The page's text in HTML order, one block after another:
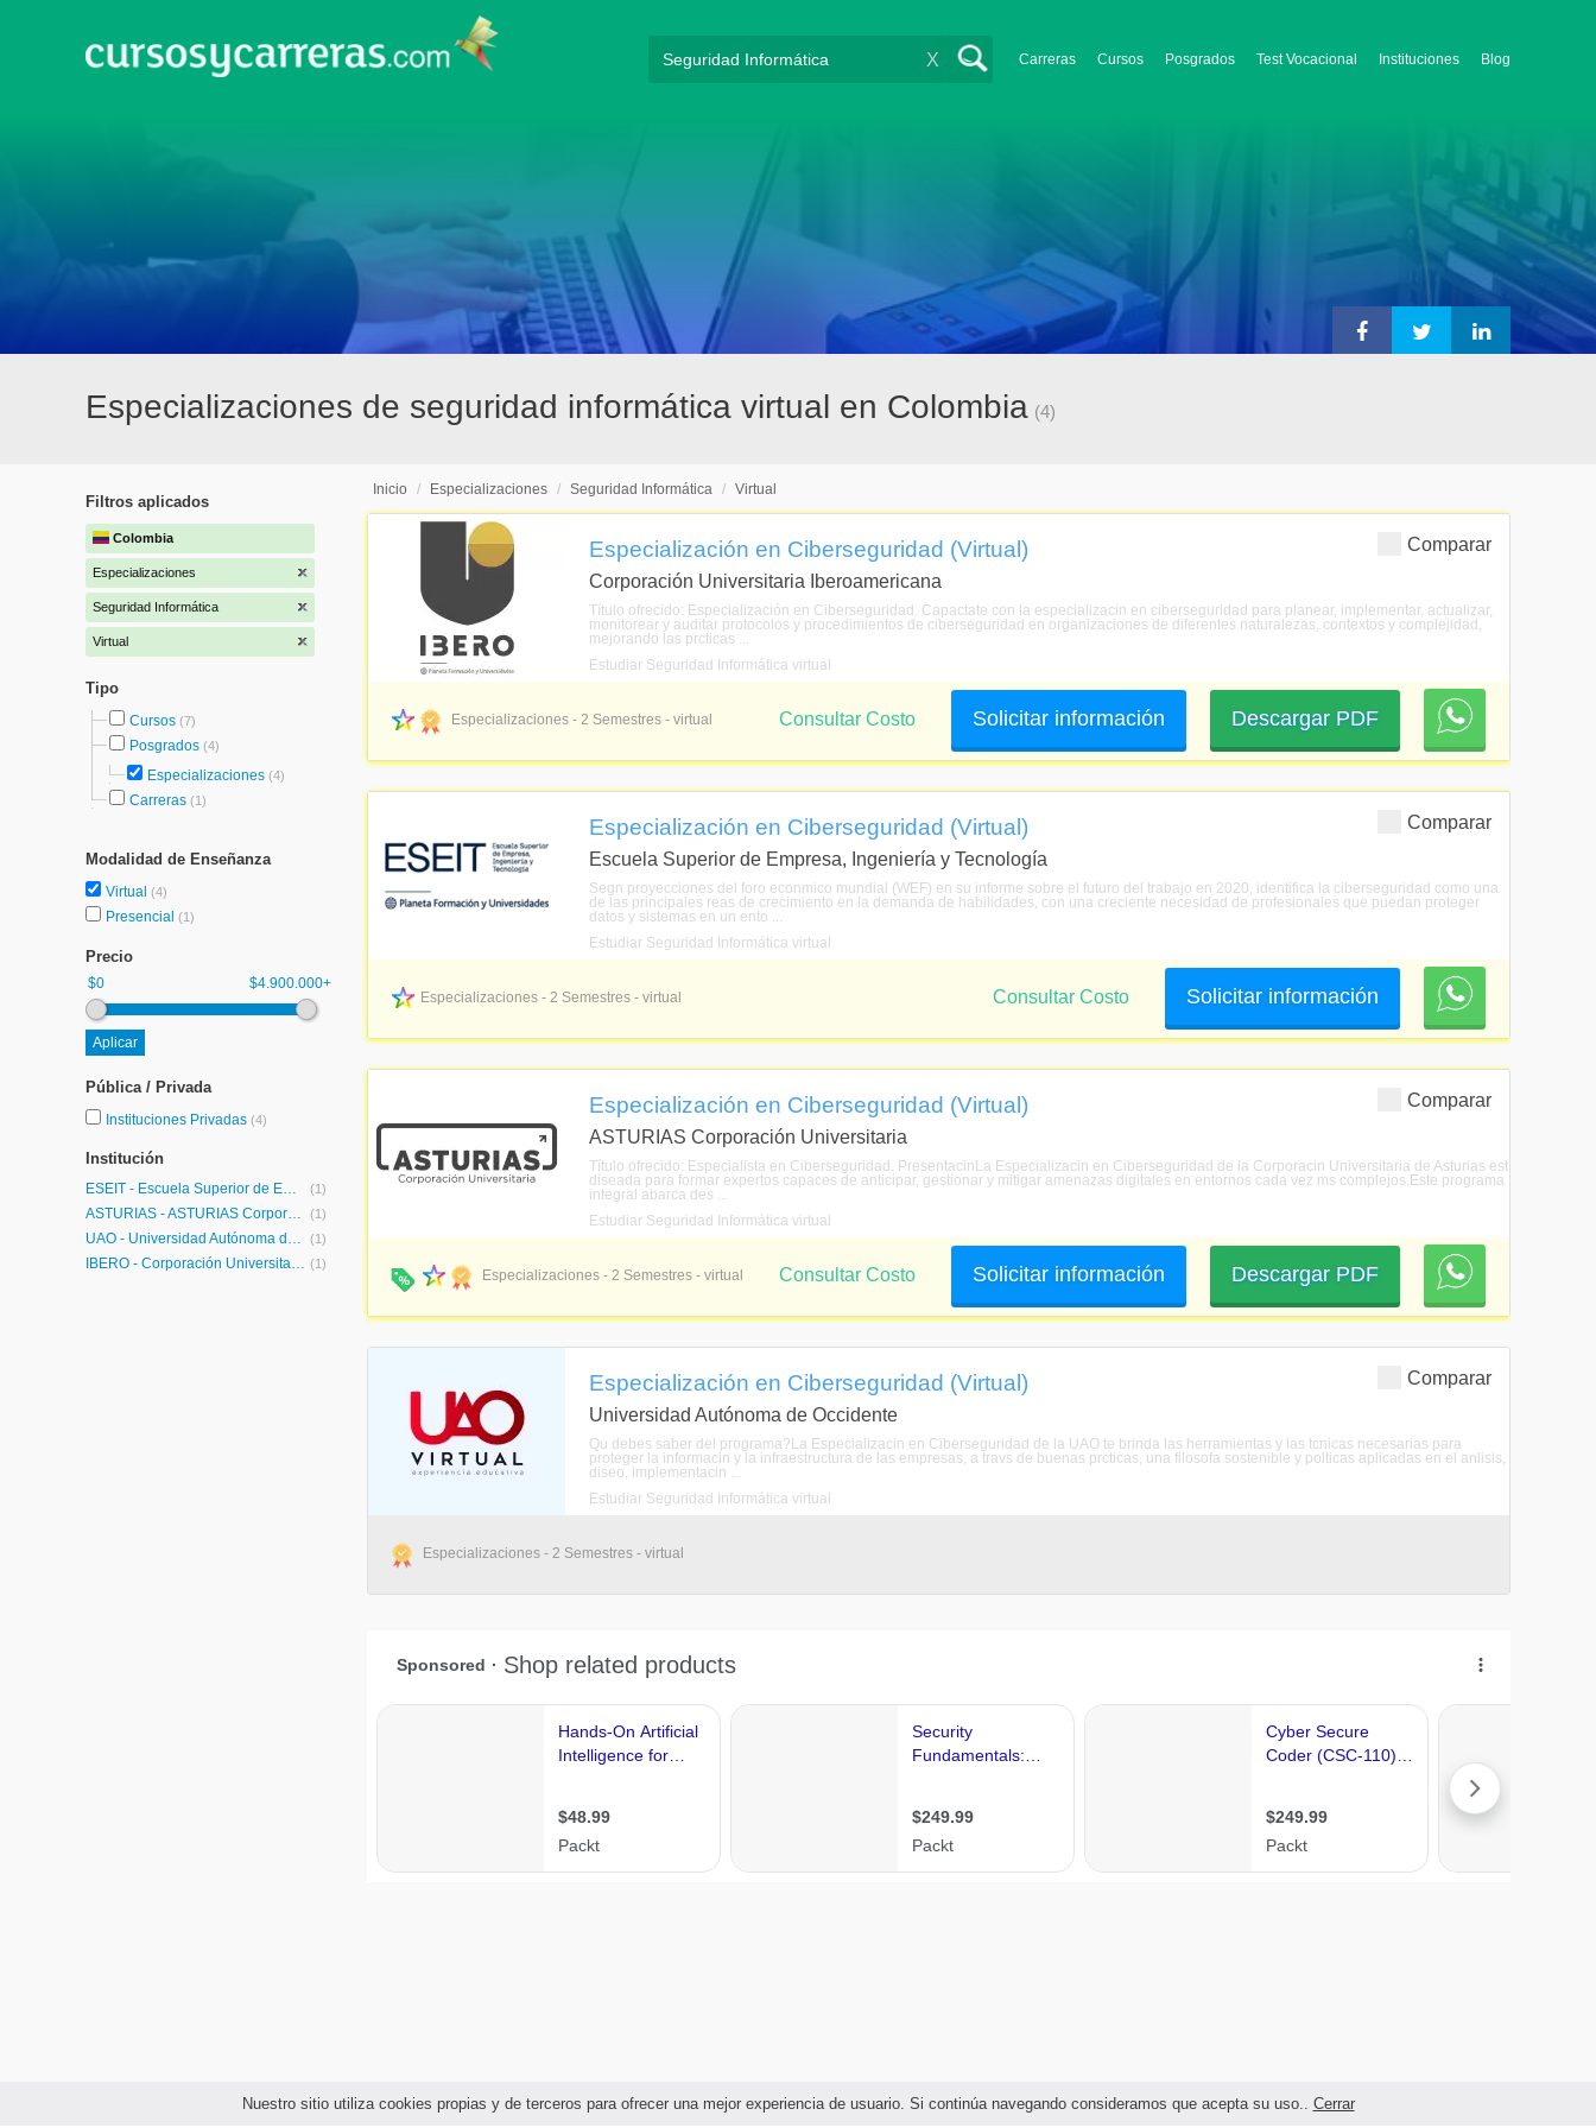
Nuestro sitio utiliza cookies propias y de terceros para ofrecer una mejor experiencia de usuario. Si continúa navegando consideramos que acepta su uso.. Cerrar
Carreras Cursos Posgrados Test Vocacional Instituciones Blog
X
Especializaciones de seguridad informática virtual en Colombia (4)
Filtros aplicados
Colombia
Especializaciones
Seguridad Informática
Virtual
Tipo
Cursos (7)
Posgrados (4)
Especializaciones (4)
Carreras (1)
Modalidad de Enseñanza
Virtual (4)
Presencial (1)
Precio
$0 $4.900.000+
Pública / Privada
Instituciones Privadas (4)
Institución
ESEIT - Escuela Superior de Empresa, Ingeniería y Tecnología (1)
ASTURIAS - ASTURIAS Corporación Universitaria (1)
UAO - Universidad Autónoma de Occidente (1)
IBERO - Corporación Universitaria Iberoamericana (1)
Inicio / Especializaciones / Seguridad Informática / Virtual
Comparar
Especialización en Ciberseguridad (Virtual)
Corporación Universitaria Iberoamericana
Título ofrecido: Especialización en Ciberseguridad. Capactate con la especializacin en ciberseguridad para planear, implementar, actualizar,
monitorear y auditar protocolos y procedimientos de ciberseguridad en organizaciones de diferentes naturalezas, contextos y complejidad,
mejorando las prcticas ...
Estudiar Seguridad Informática virtual
Especializaciones - 2 Semestres - virtual Descargar PDF
Solicitar información
Consultar Costo
Comparar
Especialización en Ciberseguridad (Virtual)
Escuela Superior de Empresa, Ingeniería y Tecnología
Segn proyecciones del foro econmico mundial (WEF) en su informe sobre el futuro del trabajo en 2020, identifica la ciberseguridad como una
de las principales reas de crecimiento en la demanda de habilidades, con una creciente necesidad de profesionales que puedan proteger
datos y sistemas en un ento ...
Estudiar Seguridad Informática virtual
Especializaciones - 2 Semestres - virtual Solicitar información
Consultar Costo
Comparar
Especialización en Ciberseguridad (Virtual)
ASTURIAS Corporación Universitaria
Título ofrecido: Especialista en Ciberseguridad. PresentacinLa Especializacin en Ciberseguridad de la Corporacin Universitaria de Asturias est
diseada para formar expertos capaces de anticipar, gestionar y mitigar amenazas digitales en entornos cada vez ms complejos.Este programa
integral abarca des ...
Estudiar Seguridad Informática virtual
Especializaciones - 2 Semestres - virtual Descargar PDF
Solicitar información
Consultar Costo
Comparar
Especialización en Ciberseguridad (Virtual)
Universidad Autónoma de Occidente
Qu debes saber del programa?La Especializacin en Ciberseguridad de la UAO te brinda las herramientas y las tcnicas necesarias para
proteger la informacin y la infraestructura de las empresas, a travs de buenas prcticas, una filosofa sostenible y polticas aplicadas en el anlisis,
diseo, implementacin ...
Estudiar Seguridad Informática virtual
Especializaciones - 2 Semestres - virtual